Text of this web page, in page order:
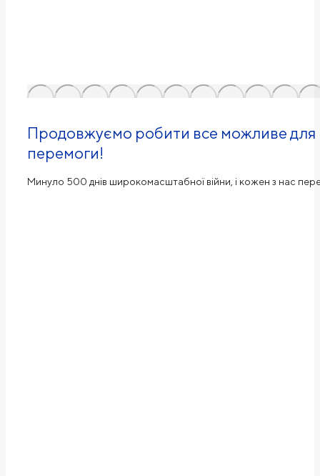
Продовжуємо робити все можливе для
перемоги!
Минуло 500 днів широкомасштабної війни, і кожен з нас